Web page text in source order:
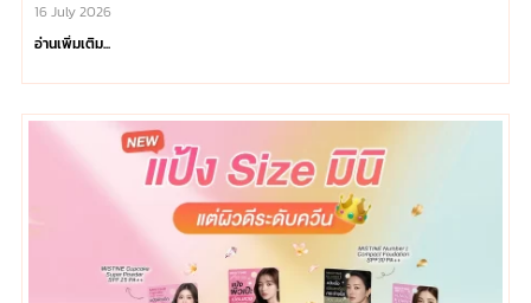
16 July 2026
อ่านเพิ่มเติม...